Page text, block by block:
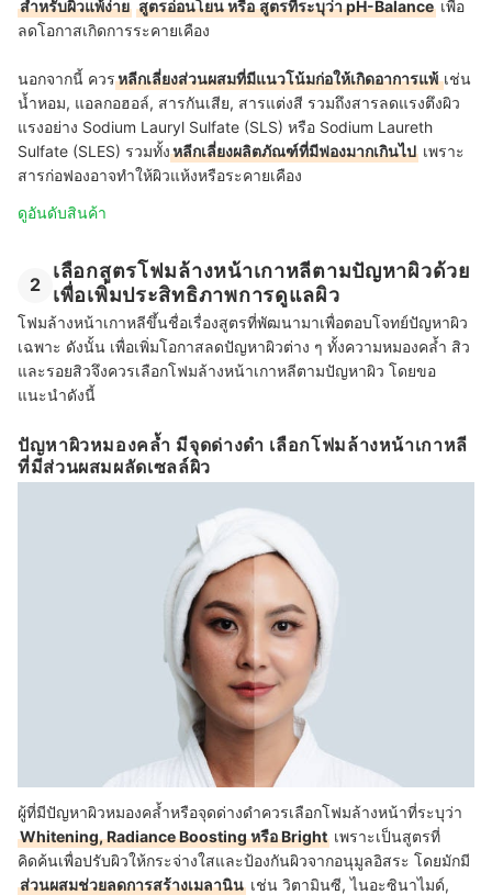
สำหรับผิวแพ้ง่าย สูตรอ่อนโยน หรือ สูตรที่ระบุว่า pH-Balance เพื่อ
ลดโอกาสเกิดการระคายเคือง
นอกจากนี้ ควรหลีกเลี่ยงส่วนผสมที่มีแนวโน้มก่อให้เกิดอาการแพ้เช่น
น้ำหอม, แอลกอฮอล์, สารกันเสีย, สารแต่งสี รวมถึงสารลดแรงตึงผิว
แรงอย่าง Sodium Lauryl Sulfate (SLS) หรือ Sodium Laureth
Sulfate (SLES) รวมทั้งหลีกเลี่ยงผลิตภัณฑ์ที่มีฟองมากเกินไป เพราะ
สารก่อฟองอาจทำให้ผิวแห้งหรือระคายเคือง
ดูอันดับสินค้า
2
เลือกสูตรโฟมล้างหน้าเกาหลีตามปัญหาผิวด้วย
เพื่อเพิ่มประสิทธิภาพการดูแลผิว
โฟมล้างหน้าเกาหลีขึ้นชื่อเรื่องสูตรที่พัฒนามาเพื่อตอบโจทย์ปัญหาผิว
เฉพาะ ดังนั้น เพื่อเพิ่มโอกาสลดปัญหาผิวต่าง ๆ ทั้งความหมองคล้ำ สิว
และรอยสิวจึงควรเลือกโฟมล้างหน้าเกาหลีตามปัญหาผิว โดยขอ
แนะนำดังนี้
ปัญหาผิวหมองคล้ำ มีจุดด่างดำ เลือกโฟมล้างหน้าเกาหลี
ที่มีส่วนผสมผลัดเซลล์ผิว
ผู้ที่มีปัญหาผิวหมองคล้ำหรือจุดด่างดำควรเลือกโฟมล้างหน้าที่ระบุว่า
Whitening, Radiance Boosting หรือ Bright เพราะเป็นสูตรที่
คิดค้นเพื่อปรับผิวให้กระจ่างใสและป้องกันผิวจากอนุมูลอิสระ โดยมักมี
ส่วนผสมช่วยลดการสร้างเมลานิน เช่น วิตามินซี, ไนอะซินาไมด์,